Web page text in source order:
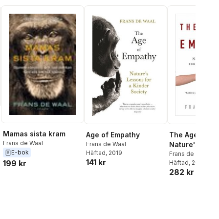
Mamas sista kram
Frans de Waal
E-bok
199 kr
Age of Empathy
Frans de Waal
Häftad, 2019
141 kr
The Age of
Nature's
Kinder
Frans de Waal
Häftad, 2010
282 kr